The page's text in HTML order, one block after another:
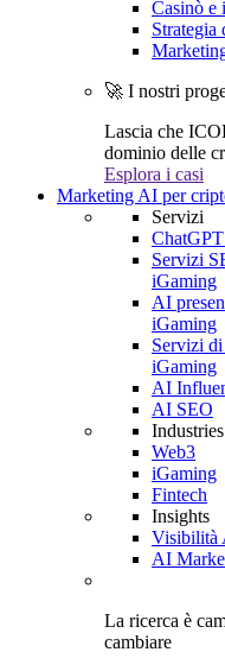
Casinò e
🚀 I nostri
Lascia che
dominio delle
Esplora i casi
Marketing AI per
Servizi
Servizi
iGaming
AI
iGaming
Servizi
iGaming
AI
AI SEO
Industries
Web3
iGaming
Fintech
Insights
Visibilità
AI
La ricerca è
cambiare